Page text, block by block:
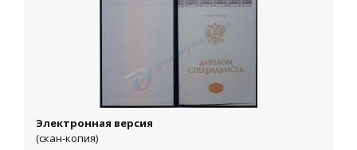
Электронная версия
(скан-копия)